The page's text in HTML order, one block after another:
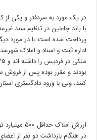
در یک مورد به سردفتر و یکی از
پرداخت شده است یا در مورد
اداره ثبت و اسناد و املاک
بودند و مقرر بوده پس از فروش
کنند، ولی با ورود دادگستری
ارزش املاک
در هنگام بازداشت دو نفر از